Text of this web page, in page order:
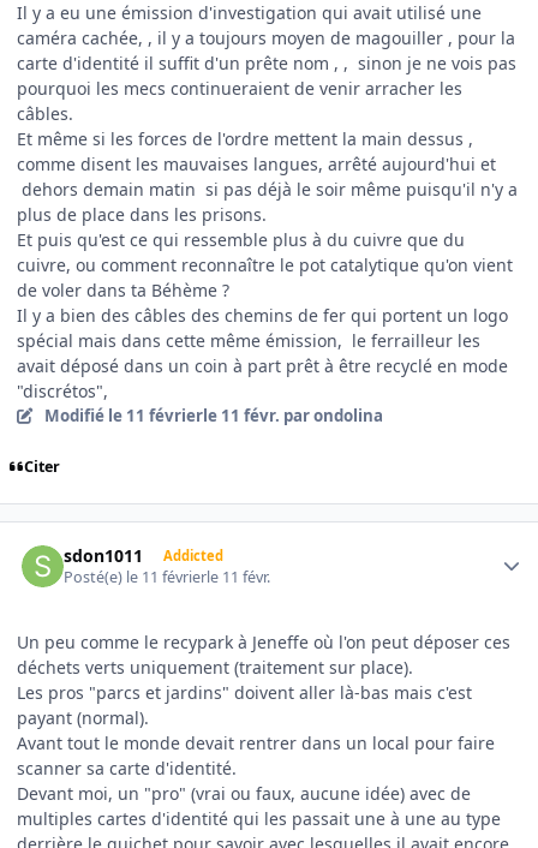
Il y a eu une émission d'investigation qui avait utilisé une
caméra cachée, , il y a toujours moyen de magouiller , pour la
carte d'identité il suffit d'un prête nom , , sinon je ne vois pas
pourquoi les mecs continueraient de venir arracher les
câbles.
Et même si les forces de l'ordre mettent la main dessus ,
comme disent les mauvaises langues, arrêté aujourd'hui et
dehors demain matin si pas déjà le soir même puisqu'il n'y a
plus de place dans les prisons.
Et puis qu'est ce qui ressemble plus à du cuivre que du
cuivre, ou comment reconnaître le pot catalytique qu'on vient
de voler dans ta Béhème ?
Il y a bien des câbles des chemins de fer qui portent un logo
spécial mais dans cette même émission, le ferrailleur les
avait déposé dans un coin à part prêt à être recyclé en mode
"discrétos",
Modifié le 11 févrierle 11 févr. par ondolina
Citer
sdon1011 Addicted
Posté(e) le 11 févrierle 11 févr.
Un peu comme le recypark à Jeneffe où l'on peut déposer ces
déchets verts uniquement (traitement sur place).
Les pros "parcs et jardins" doivent aller là-bas mais c'est
payant (normal).
Avant tout le monde devait rentrer dans un local pour faire
scanner sa carte d'identité.
Devant moi, un "pro" (vrai ou faux, aucune idée) avec de
multiples cartes d'identité qui les passait une à une au type